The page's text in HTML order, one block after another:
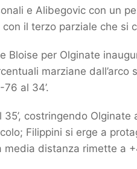
e Alibegovic con un
il terzo parziale che si
Bloise per Olginate
marziane
al 34’.
costringendo
Filippini si erge a
media distanza rimette a